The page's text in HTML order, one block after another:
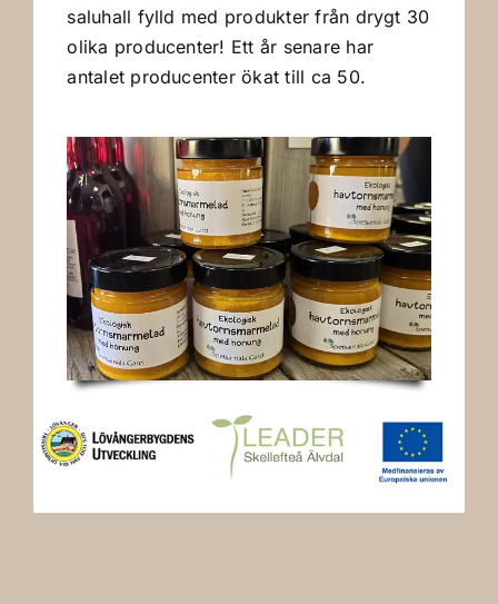
saluhall fylld med produkter från drygt 30
olika producenter! Ett år senare har
antalet producenter ökat till ca 50.